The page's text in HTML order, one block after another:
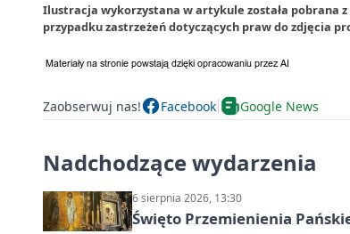
Ilustracja wykorzystana w artykule została pobrana
przypadku zastrzeżeń dotyczących praw do zdjęcia
Zaobserwuj nas! Facebook Google News
Nadchodzące wydarzenia
6 sierpnia 2026, 13:30
Święto Przemienienia